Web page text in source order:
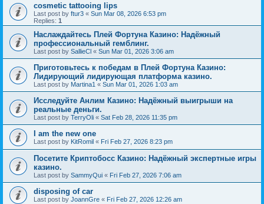
cosmetic tattooing lips
Last post by ftur3 « Sun Mar 08, 2026 6:53 pm
Replies: 1
Наслаждайтесь Плей Фортуна Казино: Надёжный
профессиональный гемблинг.
Last post by SallieCl « Sun Mar 01, 2026 3:06 am
Приготовьтесь к победам в Плей Фортуна Казино:
Лидирующий лидирующая платформа казино.
Last post by Martina1 « Sun Mar 01, 2026 1:03 am
Исследуйте Анлим Казино: Надёжный выигрыши на
реальные деньги.
Last post by TerryOli « Sat Feb 28, 2026 11:35 pm
I am the new one
Last post by KitRomil « Fri Feb 27, 2026 8:23 pm
Посетите Криптобосс Казино: Надёжный экспертные игры
казино.
Last post by SammyQui « Fri Feb 27, 2026 7:06 am
disposing of car
Last post by JoannGre « Fri Feb 27, 2026 12:26 am